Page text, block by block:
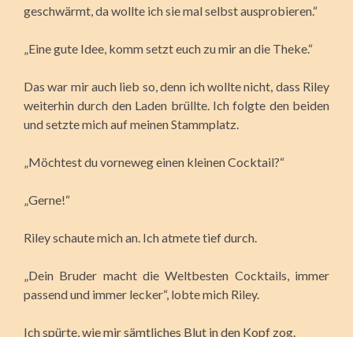
geschwärmt, da wollte ich sie mal selbst ausprobieren.“
„Eine gute Idee, komm setzt euch zu mir an die Theke.“
Das war mir auch lieb so, denn ich wollte nicht, dass Riley
weiterhin durch den Laden brüllte. Ich folgte den beiden
und setzte mich auf meinen Stammplatz.
„Möchtest du vorneweg einen kleinen Cocktail?“
„Gerne!“
Riley schaute mich an. Ich atmete tief durch.
„Dein Bruder macht die Weltbesten Cocktails, immer
passend und immer lecker“, lobte mich Riley.
Ich spürte, wie mir sämtliches Blut in den Kopf zog.